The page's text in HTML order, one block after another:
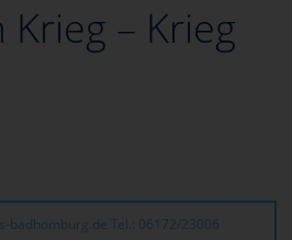
– Krieg
badhomburg.de Tel.: 06172/23006